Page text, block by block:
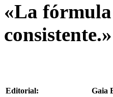
«La
consistente.»
Editorial:
Gaia